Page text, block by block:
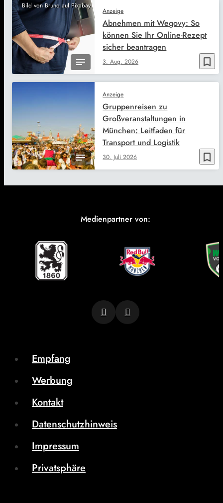
Bild von Bruno auf Pixabay
bookmark_border
Anzeige
3. Aug. 2026
Abnehmen mit Wegovy: So
können Sie Ihr Online-Rezept
sicher beantragen
bookmark_border
Anzeige
30. Juli 2026
Gruppenreisen zu
Großveranstaltungen in
München: Leitfaden für
Transport und Logistik
Medienpartner von:
Empfang
Werbung
Kontakt
Datenschutzhinweis
Impressum
Privatsphäre